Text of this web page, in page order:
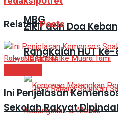
Zikir dan Doa
Rangkaian HUT ke-
MBG
NASIONAL
RelatedPosts
Ini Penjelasan
Sekolah Rakyat